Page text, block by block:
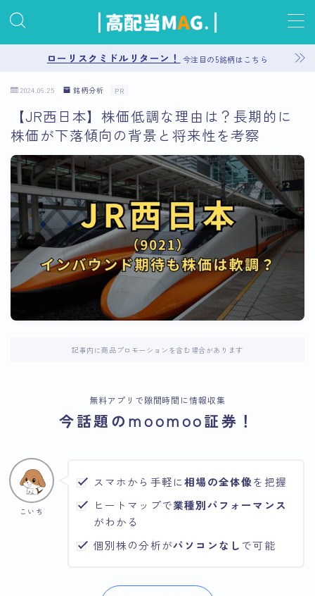
お問い合わせ
プライバシーポリシー
運営者情報
サイトマップ
ローリスクミドルリターン！ 今注目の5銘柄はこちら
2024.06.25 銘柄分析 PR
【JR西日本】株価低調な理由は？長期的に
株価が下落傾向の背景と将来性を考察
記事内に商品プロモーションを含む場合があります
無料アプリで隙間時間に情報収集
今話題のmoomoo証券！
こいち
スマホから手軽に相場の全体像を把握
ヒートマップで業種別パフォーマンス
がわかる
個別株の分析がパソコンなしで可能